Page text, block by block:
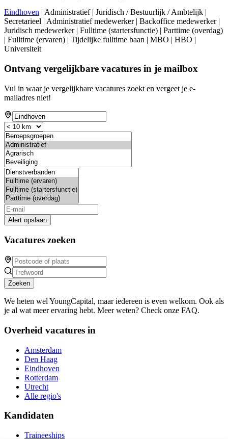
Eindhoven | Administratief | Juridisch / Bestuurlijk / Ambtelijk |
Secretarieel | Administratief medewerker | Backoffice medewerker |
Juridisch medewerker | Fulltime (startersfunctie) | Parttime (overdag)
| Fulltime (ervaren) | Tijdelijke fulltime baan | MBO | HBO |
Universiteit
Ontvang vergelijkbare vacatures in je mailbox
Vul in waar je vergelijkbare vacatures zoekt en vergeet je e-
mailadres niet!
Alert opslaan
Vacatures zoeken
Zoeken
We heten wel YoungCapital, maar iedereen is even welkom. Ook als
je al wat meer ervaring hebt. Meer weten? Check onze FAQ.
Overheid vacatures in
Amsterdam
Den Haag
Eindhoven
Rotterdam
Utrecht
Alle regio's
Kandidaten
Traineeships